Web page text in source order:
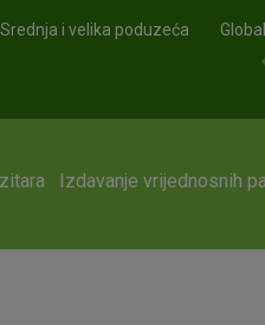
Srednja i velika poduzeća
Izdavanje vrijednosnih